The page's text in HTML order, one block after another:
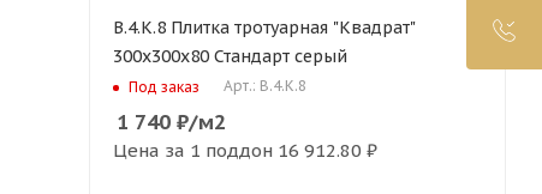
В.4.К.8 Плитка тротуарная "Квадрат"
300х300х80 Стандарт серый
Под заказ Арт.: В.4.К.8
1 740₽/м2
Цена за 1 поддон 16 912.80 ₽